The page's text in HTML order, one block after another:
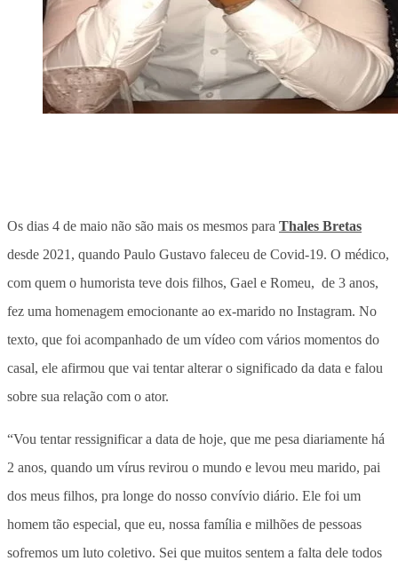
Os dias 4 de maio não são mais os mesmos para Thales Bretas
desde 2021, quando Paulo Gustavo faleceu de Covid-19. O médico,
com quem o humorista teve dois filhos, Gael e Romeu, de 3 anos,
fez uma homenagem emocionante ao ex-marido no Instagram. No
texto, que foi acompanhado de um vídeo com vários momentos do
casal, ele afirmou que vai tentar alterar o significado da data e falou
sobre sua relação com o ator.
“Vou tentar ressignificar a data de hoje, que me pesa diariamente há
2 anos, quando um vírus revirou o mundo e levou meu marido, pai
dos meus filhos, pra longe do nosso convívio diário. Ele foi um
homem tão especial, que eu, nossa família e milhões de pessoas
sofremos um luto coletivo. Sei que muitos sentem a falta dele todos